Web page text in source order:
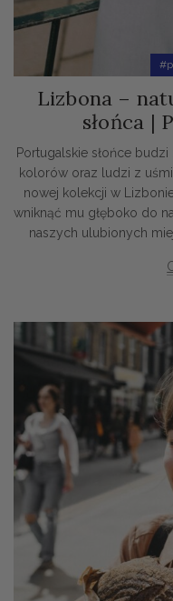
Lizbona –
słońca |
Portugalskie słońce
kolorów oraz ludzi z
nowej kolekcji w
wniknąć mu głęboko do
naszych ulubionych